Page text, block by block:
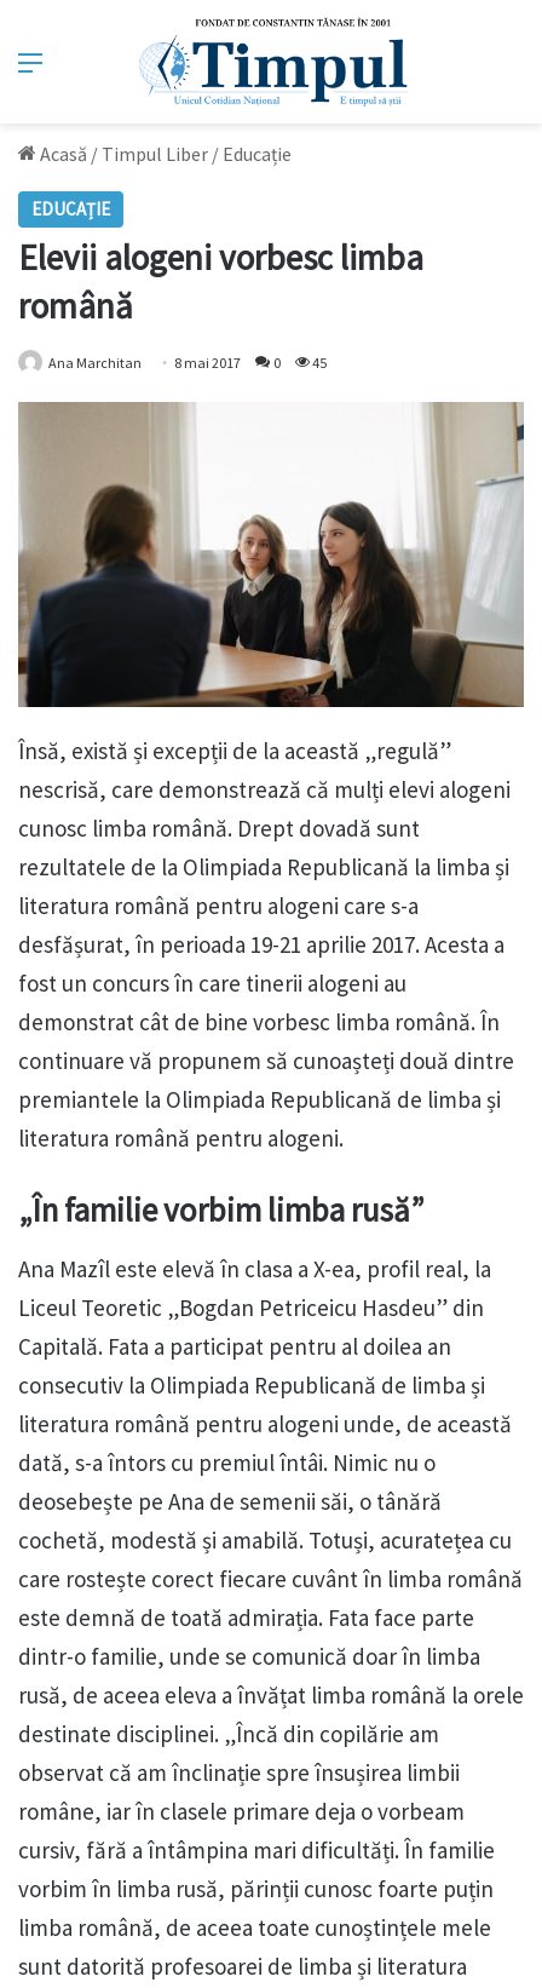
Meniu
Acasă / Timpul Liber / Educație
EDUCAȚIE
Elevii alogeni vorbesc limba
română
Ana Marchitan 8 mai 2017 0 45
Însă, există și excepții de la această „regulă”
nescrisă, care demonstrează că mulți elevi alogeni
cunosc limba română. Drept dovadă sunt
rezultatele de la Olimpiada Republicană la limba și
literatura română pentru alogeni care s-a
desfășurat, în perioada 19-21 aprilie 2017. Acesta a
fost un concurs în care tinerii alogeni au
demonstrat cât de bine vorbesc limba română. În
continuare vă propunem să cunoașteți două dintre
premiantele la Olimpiada Republicană de limba și
literatura română pentru alogeni.
„În familie vorbim limba rusă”
Ana Mazîl este elevă în clasa a X-ea, profil real, la
Liceul Teoretic „Bogdan Petriceicu Hasdeu” din
Capitală. Fata a participat pentru al doilea an
consecutiv la Olimpiada Republicană de limba și
literatura română pentru alogeni unde, de această
dată, s-a întors cu premiul întâi. Nimic nu o
deosebește pe Ana de semenii săi, o tânără
cochetă, modestă și amabilă. Totuși, acuratețea cu
care rostește corect fiecare cuvânt în limba română
este demnă de toată admirația. Fata face parte
dintr-o familie, unde se comunică doar în limba
rusă, de aceea eleva a învățat limba română la orele
destinate disciplinei. „Încă din copilărie am
observat că am înclinație spre însușirea limbii
române, iar în clasele primare deja o vorbeam
cursiv, fără a întâmpina mari dificultăți. În familie
vorbim în limba rusă, părinții cunosc foarte puțin
limba română, de aceea toate cunoștințele mele
sunt datorită profesoarei de limba și literatura